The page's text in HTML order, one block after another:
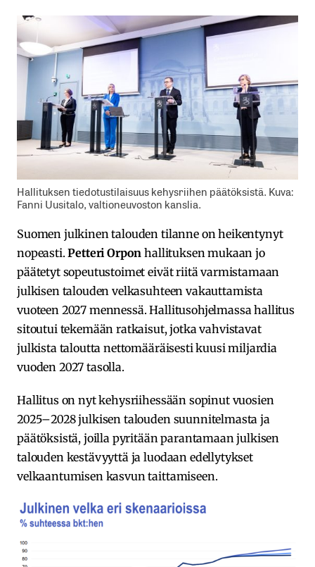
Hallituksen tiedotustilaisuus kehysriihen päätöksistä. Kuva:
Fanni Uusitalo, valtioneuvoston kanslia.
Suomen julkinen talouden tilanne on heikentynyt
nopeasti.Petteri Orpon hallituksen mukaan jo
päätetyt sopeutustoimet eivät riitä varmistamaan
julkisen talouden velkasuhteen vakauttamista
vuoteen 2027 mennessä. Hallitusohjelmassa hallitus
sitoutui tekemään ratkaisut, jotka vahvistavat
julkista taloutta nettomääräisesti kuusi miljardia
vuoden 2027 tasolla.
Hallitus on nyt kehysriihessään sopinut vuosien
2025–2028 julkisen talouden suunnitelmasta ja
päätöksistä, joilla pyritään parantamaan julkisen
talouden kestävyyttä ja luodaan edellytykset
velkaantumisen kasvun taittamiseen.